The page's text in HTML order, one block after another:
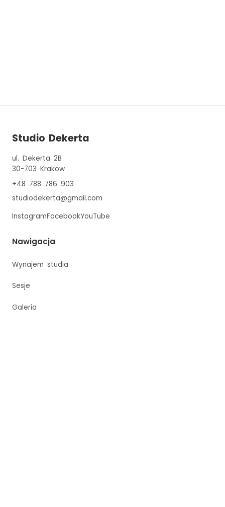
Studio Dekerta
ul. Dekerta 2B
30-703 Krakow
+48 788 786 903
studiodekerta@gmail.com
InstagramFacebookYouTube
Nawigacja
Wynajem studia
Sesje
Galeria